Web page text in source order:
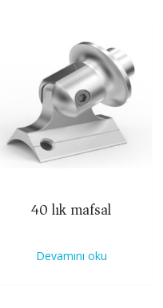
40 lık mafsal
Devamını oku